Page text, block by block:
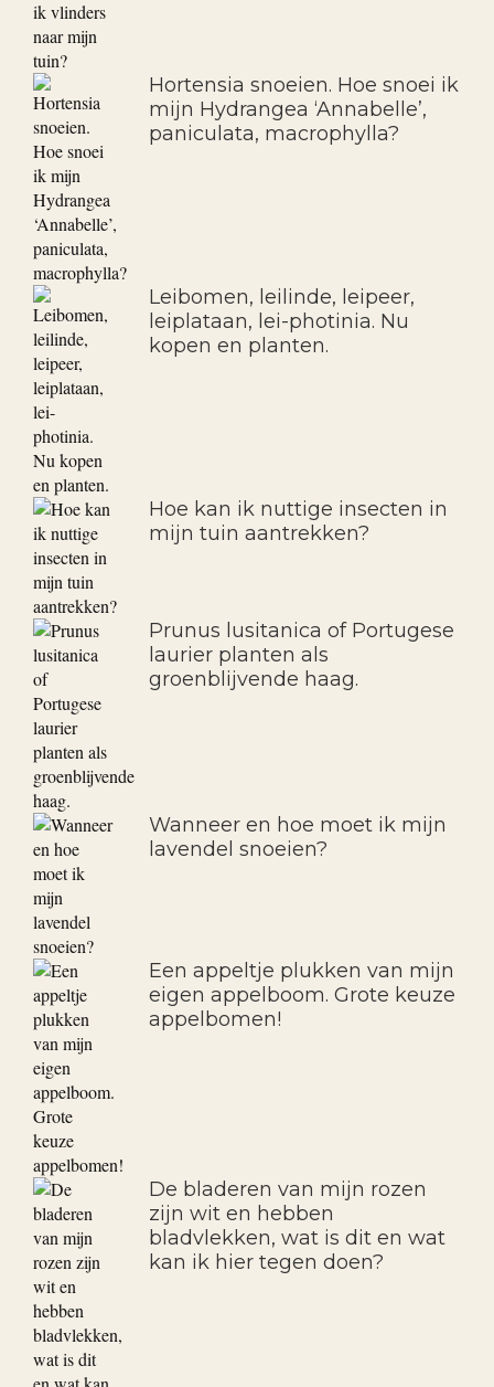
Hortensia snoeien. Hoe snoei ik
mijn Hydrangea ‘Annabelle’,
paniculata, macrophylla?
Leibomen, leilinde, leipeer,
leiplataan, lei-photinia. Nu
kopen en planten.
Hoe kan ik nuttige insecten in
mijn tuin aantrekken?
Prunus lusitanica of Portugese
laurier planten als
groenblijvende haag.
Wanneer en hoe moet ik mijn
lavendel snoeien?
Een appeltje plukken van mijn
eigen appelboom. Grote keuze
appelbomen!
De bladeren van mijn rozen
zijn wit en hebben
bladvlekken, wat is dit en wat
kan ik hier tegen doen?